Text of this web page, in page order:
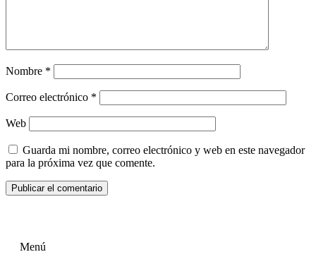
Nombre *
Correo electrónico *
Web
Guarda mi nombre, correo electrónico y web en este navegador
para la próxima vez que comente.
Menú